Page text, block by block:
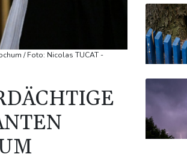
/ Foto: Nicolas TUCAT -